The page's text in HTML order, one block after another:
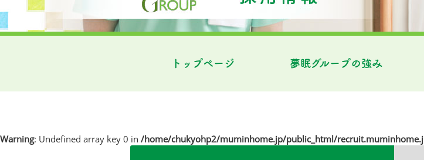
トップページ 夢眠グループの強み
Warning: Undefined array key 0 in /home/chukyohp2/muminhome.jp/public_html/